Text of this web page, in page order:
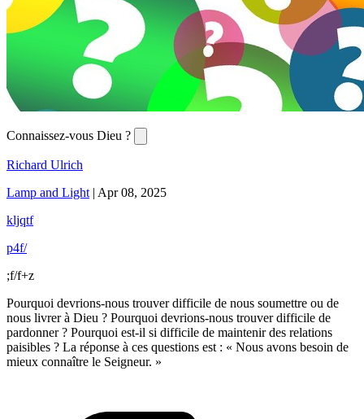
Connaissez-vous Dieu ?
Richard Ulrich
Lamp and Light | Apr 08, 2025
kljqtf
p4f/
;f/f+z
Pourquoi devrions-nous trouver difficile de nous soumettre ou de
nous livrer à Dieu ? Pourquoi devrions-nous trouver difficile de
pardonner ? Pourquoi est-il si difficile de maintenir des relations
paisibles ? La réponse à ces questions est : « Nous avons besoin de
mieux connaître le Seigneur. »